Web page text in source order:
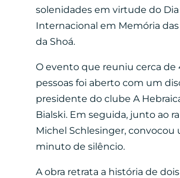
solenidades em virtude do Dia
Internacional em Memória
da Shoá.
O evento que reuniu cerca de
pessoas foi aberto com um
presidente do clube A
Bialski. Em seguida, junto ao
Michel Schlesinger, convocou
minuto de silêncio.
A obra retrata a história de